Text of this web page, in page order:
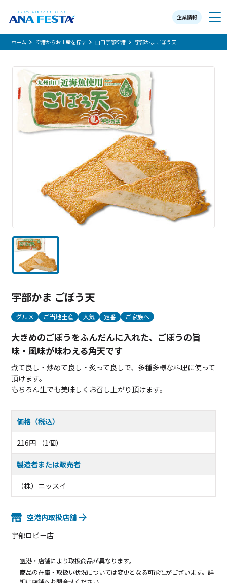
企業情報
メニュー
ホーム 空港からお土産を探す 山口宇部空港 宇部かま ごぼう天
宇部かま ごぼう天
グルメ ご当地土産 人気 定番 ご家族へ
大きめのごぼうをふんだんに入れた、ごぼうの旨
味・風味が味わえる角天です
煮て良し・炒めて良し・炙って良しで、多種多様な料理に使って
頂けます。
もちろん生でも美味しくお召し上がり頂けます。
価格（税込）
216円 （1個）
製造者または販売者
（株）ニッスイ
空港内取扱店舗
宇部ロビー店
空港・店舗により取扱商品が異なります。
商品の在庫・取扱い状況については変更となる可能性がございます。詳